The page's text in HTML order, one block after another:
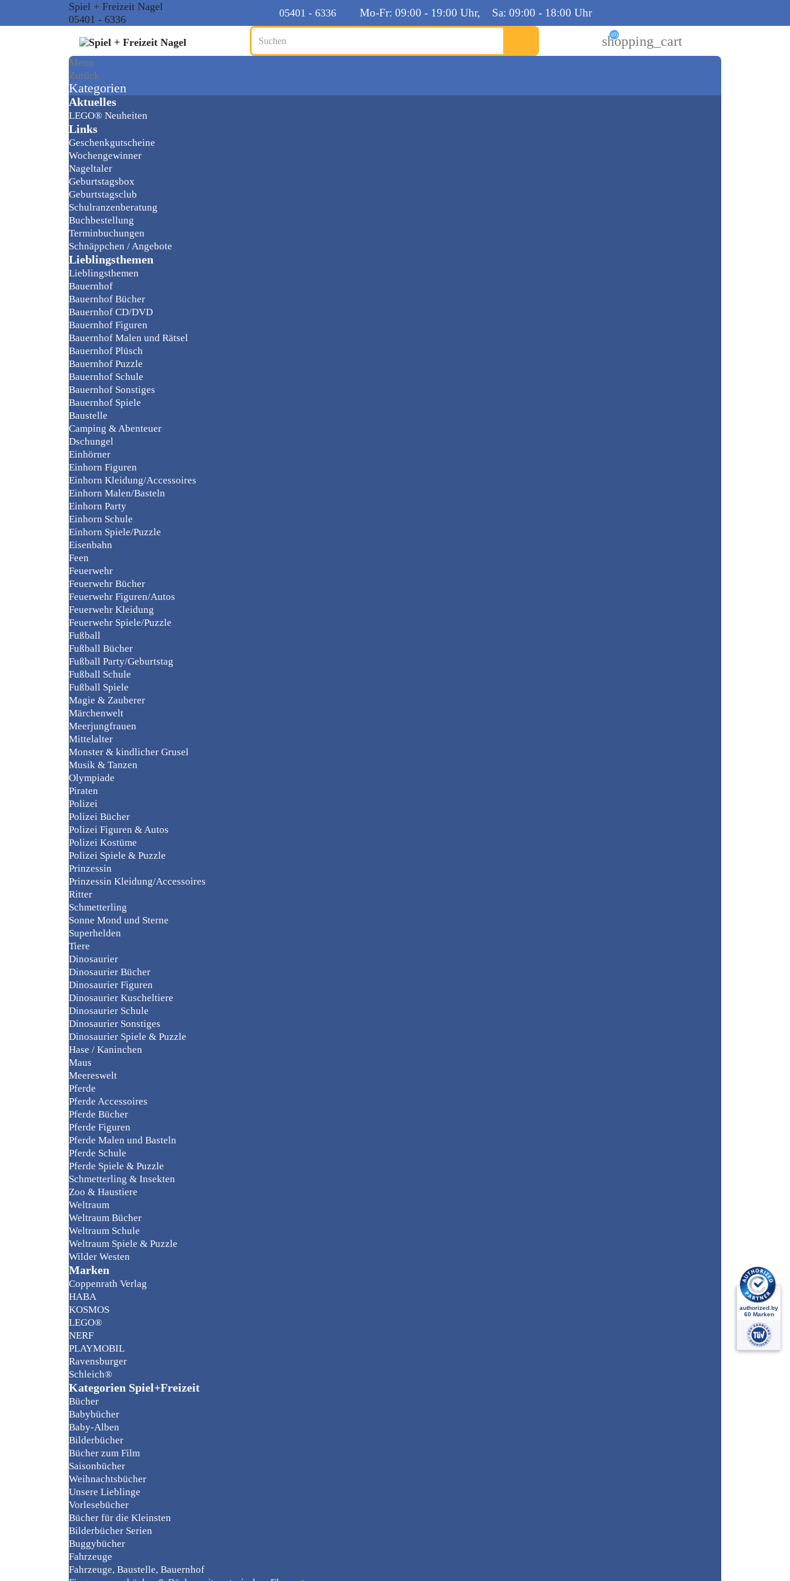
Spiel + Freizeit Nagel
05401 - 6336
05401 - 6336 Mo-Fr: 09:00 - 19:00 Uhr, Sa: 09:00 - 18:00 Uhr
shopping_cart
(0)
Menu
Zurück
Kategorien
Aktuelles
LEGO® Neuheiten
Links
Geschenkgutscheine
Wochengewinner
Nageltaler
Geburtstagsbox
Geburtstagsclub
Schulranzenberatung
Buchbestellung
Terminbuchungen
Schnäppchen / Angebote
Lieblingsthemen
Lieblingsthemen
Bauernhof
Bauernhof Bücher
Bauernhof CD/DVD
Bauernhof Figuren
Bauernhof Malen und Rätsel
Bauernhof Plüsch
Bauernhof Puzzle
Bauernhof Schule
Bauernhof Sonstiges
Bauernhof Spiele
Baustelle
Camping & Abenteuer
Dschungel
Einhörner
Einhorn Figuren
Einhorn Kleidung/Accessoires
Einhorn Malen/Basteln
Einhorn Party
Einhorn Schule
Einhorn Spiele/Puzzle
Eisenbahn
Feen
Feuerwehr
Feuerwehr Bücher
Feuerwehr Figuren/Autos
Feuerwehr Kleidung
Feuerwehr Spiele/Puzzle
Fußball
Fußball Bücher
Fußball Party/Geburtstag
Fußball Schule
Fußball Spiele
Magie & Zauberer
Märchenwelt
Meerjungfrauen
Mittelalter
Monster & kindlicher Grusel
Musik & Tanzen
Olympiade
Piraten
Polizei
Polizei Bücher
Polizei Figuren & Autos
Polizei Kostüme
Polizei Spiele & Puzzle
Prinzessin
Prinzessin Kleidung/Accessoires
Ritter
Schmetterling
Sonne Mond und Sterne
Superhelden
Tiere
Dinosaurier
Dinosaurier Bücher
Dinosaurier Figuren
Dinosaurier Kuscheltiere
Dinosaurier Schule
Dinosaurier Sonstiges
Dinosaurier Spiele & Puzzle
Hase / Kaninchen
Maus
Meereswelt
Pferde
Pferde Accessoires
Pferde Bücher
Pferde Figuren
Pferde Malen und Basteln
Pferde Schule
Pferde Spiele & Puzzle
Schmetterling & Insekten
Zoo & Haustiere
Weltraum
Weltraum Bücher
Weltraum Schule
Weltraum Spiele & Puzzle
Wilder Westen
Marken
Coppenrath Verlag
HABA
KOSMOS
LEGO®
NERF
PLAYMOBIL
Ravensburger
Schleich®
Kategorien Spiel+Freizeit
Bücher
Babybücher
Baby-Alben
Bilderbücher
Bücher zum Film
Saisonbücher
Weihnachtsbücher
Unsere Lieblinge
Vorlesebücher
Bücher für die Kleinsten
Bilderbücher Serien
Buggybücher
Fahrzeuge
Fahrzeuge, Baustelle, Bauernhof